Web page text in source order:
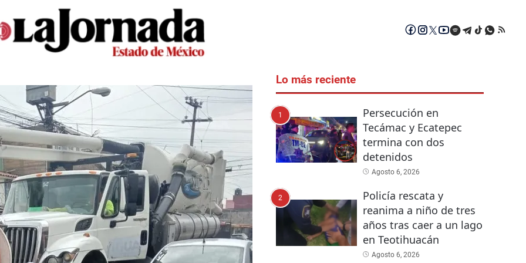
Lo más reciente
1
Persecución en
Tecámac y Ecatepec
termina con dos
detenidos
Agosto 6, 2026
2
Policía rescata y
reanima a niño de tres
años tras caer a un lago
en Teotihuacán
Agosto 6, 2026